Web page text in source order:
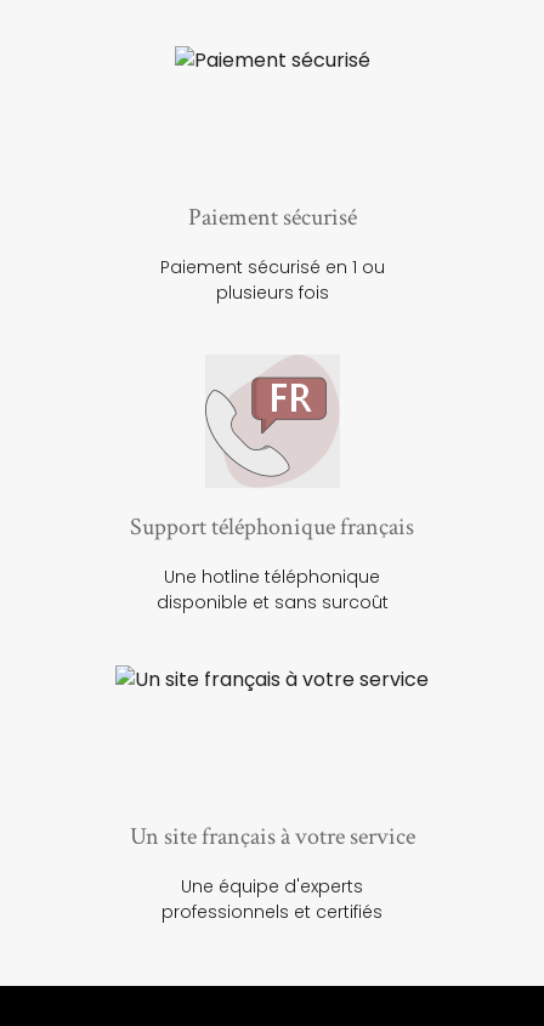
Paiement sécurisé
Paiement sécurisé en 1 ou
plusieurs fois
Support téléphonique français
Une hotline téléphonique
disponible et sans surcoût
Un site français à votre service
Une équipe d'experts
professionnels et certifiés